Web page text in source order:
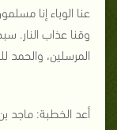
عنا الوباء إنا
وقنا عذاب النار.
المرسلين، والحمد
أعد الخطبة: